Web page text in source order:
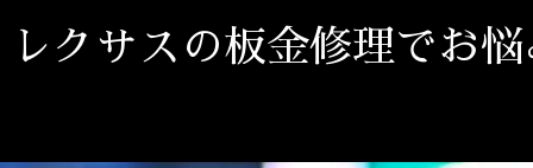
クサスの板金修理でお